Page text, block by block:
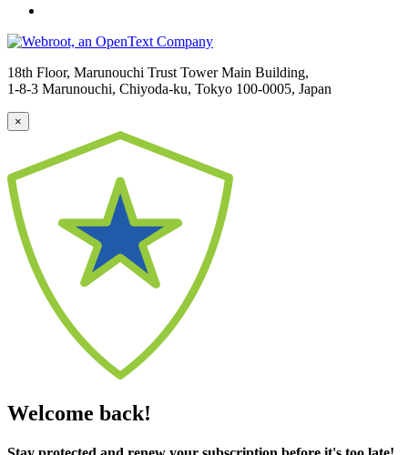
18th Floor, Marunouchi Trust Tower Main Building,
1-8-3 Marunouchi, Chiyoda-ku, Tokyo 100-0005, Japan
×
Welcome back!